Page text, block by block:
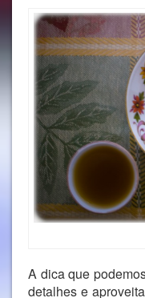
A dica que
detalhes e